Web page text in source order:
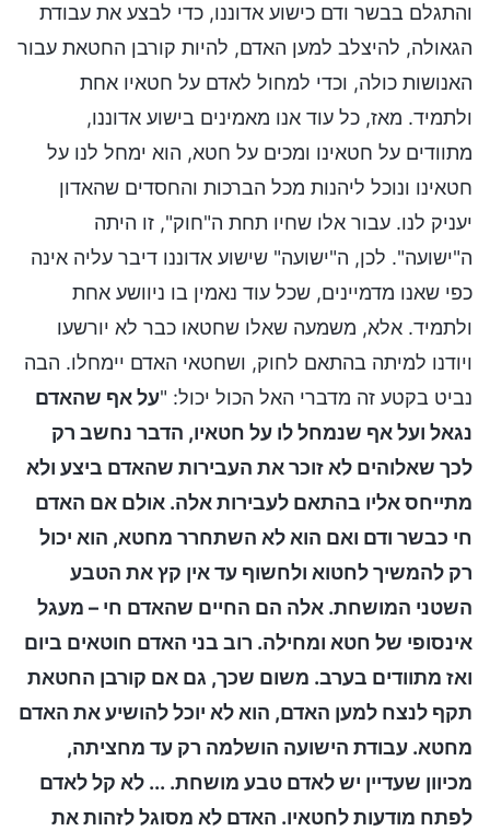
והתגלם בבשר ודם כישוע אדוננו, כדי לבצע את עבודת
הגאולה, להיצלב למען האדם, להיות קורבן החטאת עבור
האנושות כולה, וכדי למחול לאדם על חטאיו אחת
ולתמיד. מאז, כל עוד אנו מאמינים בישוע אדוננו,
מתוודים על חטאינו ומכים על חטא, הוא ימחל לנו על
חטאינו ונוכל ליהנות מכל הברכות והחסדים שהאדון
יעניק לנו. עבור אלו שחיו תחת ה"חוק", זו היתה
ה"ישועה". לכן, ה"ישועה" שישוע אדוננו דיבר עליה אינה
כפי שאנו מדמיינים, שכל עוד נאמין בו ניוושע אחת
ולתמיד. אלא, משמעה שאלו שחטאו כבר לא יורשעו
ויודנו למיתה בהתאם לחוק, ושחטאי האדם יימחלו. הבה
נביט בקטע זה מדברי האל הכול יכול: "על אף שהאדם
נגאל ועל אף שנמחל לו על חטאיו, הדבר נחשב רק
לכך שאלוהים לא זוכר את העבירות שהאדם ביצע ולא
מתייחס אליו בהתאם לעבירות אלה. אולם אם האדם
חי כבשר ודם ואם הוא לא השתחרר מחטא, הוא יכול
רק להמשיך לחטוא ולחשוף עד אין קץ את הטבע
השטני המושחת. אלה הם החיים שהאדם חי – מעגל
אינסופי של חטא ומחילה. רוב בני האדם חוטאים ביום
ואז מתוודים בערב. משום שכך, גם אם קורבן החטאת
תקף לנצח למען האדם, הוא לא יוכל להושיע את האדם
מחטא. עבודת הישועה הושלמה רק עד מחציתה,
מכיוון שעדיין יש לאדם טבע מושחת. ... לא קל לאדם
לפתח מודעות לחטאיו. האדם לא מסוגל לזהות את